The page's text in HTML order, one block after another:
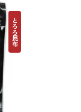
とろろ昆布